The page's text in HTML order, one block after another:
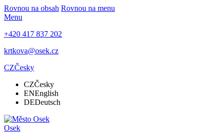
Rovnou na obsah Rovnou na menu
Menu
+420 417 837 202
krtkova@osek.cz
CZČesky
CZČesky
ENEnglish
DEDeutsch
Osek